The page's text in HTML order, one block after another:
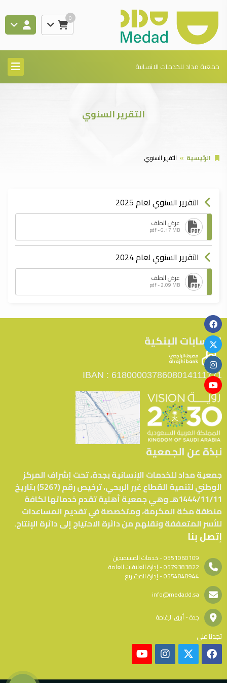
0
جمعية مداد للخدمات الانسانية
التقرير السنوي
الرئيسية التقرير السنوي
التقرير السنوي لعام 2025
عرض الملف
pdf - 6.17 MB
التقرير السنوي لعام 2024
عرض الملف
pdf - 2.09 MB
الحسابات البنكية
IBAN : 6180000378608014111771
نبذة عن الجمعية
جمعية مداد للخدمات الإنسانية بجدة، تحت إشراف المركز
الوطني لتنمية القطاع غير الربحي، ترخيص رقم (5267) بتاريخ
1444/11/11هـ وهي جمعية أهلية تقدم خدماتها لكافة
منطقة مكة المكرمة، ومتخصصة في تقديم المساعدات
للأسر المتعففة ونقلهم من دائرة الاحتياج إلى دائرة الإنتاج.
إتصل بنا
0551060109 - خدمات المستفيدين
0579383822 - إدارة العلاقات العامة
0554848944 - إدارة المشاريع
info@medadd.sa
جدة - أبرق الرغامة
تجدنا على